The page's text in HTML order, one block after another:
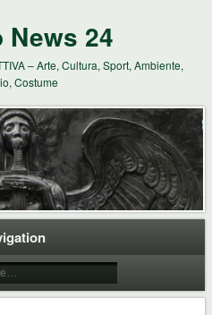
News 24
– Arte, Cultura, Sport, Ambiente,
Costume